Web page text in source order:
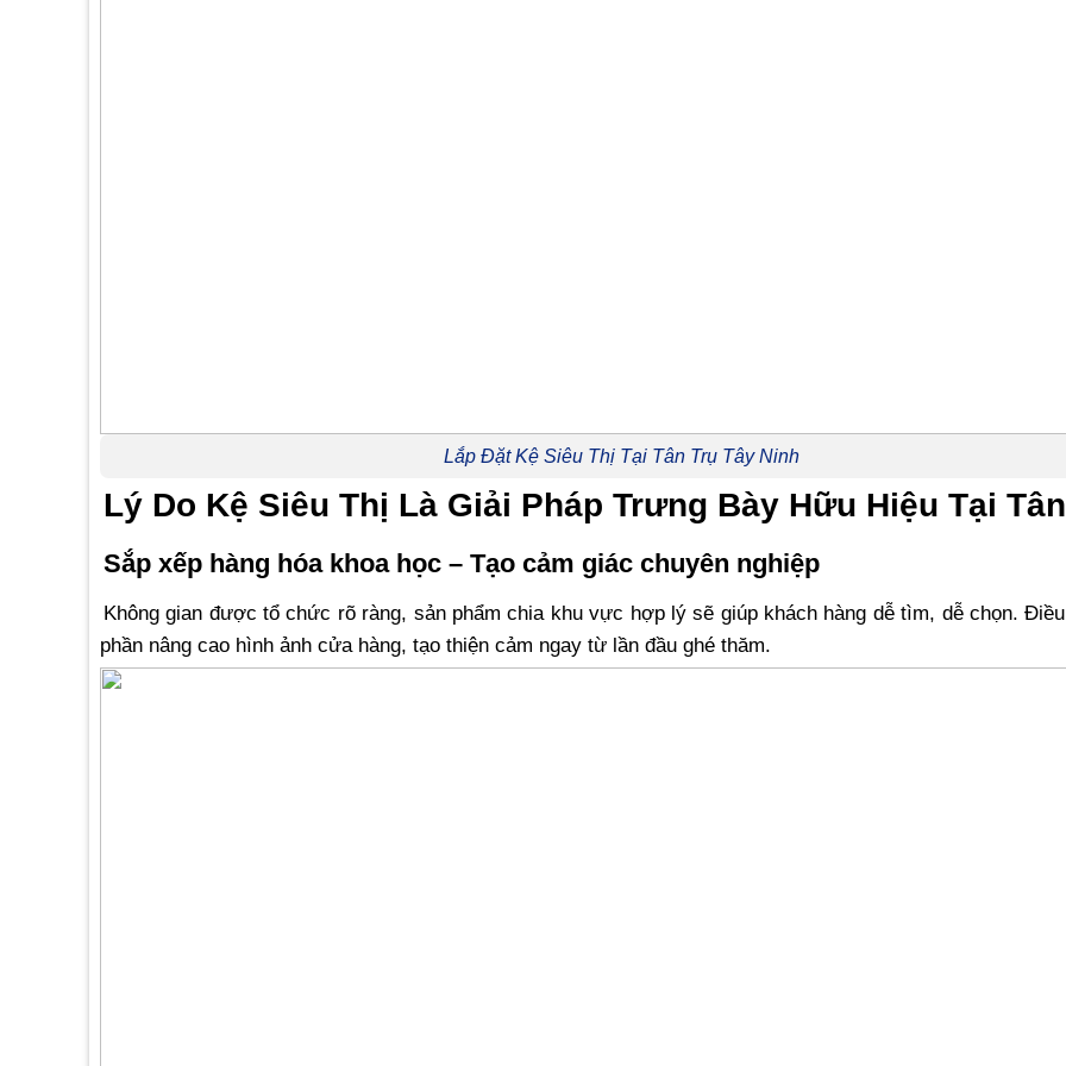
Lắp Đặt Kệ Siêu Thị Tại Tân Trụ Tây Ninh
Lý Do Kệ Siêu Thị Là Giải Pháp Trưng Bày Hữu Hiệu Tại
Sắp xếp hàng hóa khoa học – Tạo cảm giác chuyên nghiệp
Không gian được tổ chức rõ ràng, sản phẩm chia khu vực hợp lý sẽ giúp khách hàng dễ tìm, dễ chọn.
phần nâng cao hình ảnh cửa hàng, tạo thiện cảm ngay từ lần đầu ghé thăm.